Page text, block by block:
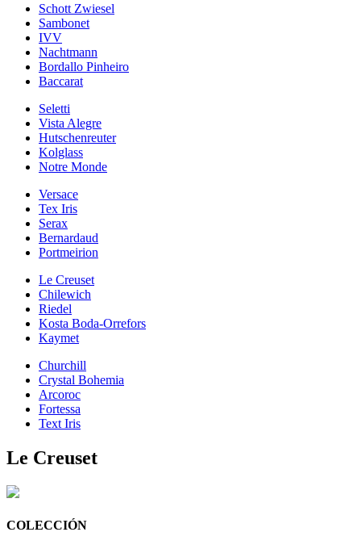
Schott Zwiesel
Sambonet
IVV
Nachtmann
Bordallo Pinheiro
Baccarat
Seletti
Vista Alegre
Hutschenreuter
Kolglass
Notre Monde
Versace
Tex Iris
Serax
Bernardaud
Portmeirion
Le Creuset
Chilewich
Riedel
Kosta Boda-Orrefors
Kaymet
Churchill
Crystal Bohemia
Arcoroc
Fortessa
Text Iris
Le Creuset
COLECCIÓN